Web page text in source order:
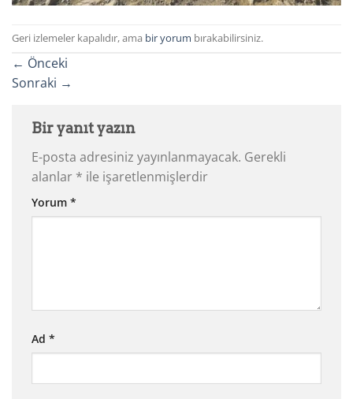
Geri izlemeler kapalıdır, ama bir yorum bırakabilirsiniz.
← Önceki
Sonraki →
Bir yanıt yazın
E-posta adresiniz yayınlanmayacak. Gerekli
alanlar * ile işaretlenmişlerdir
Yorum *
Ad *